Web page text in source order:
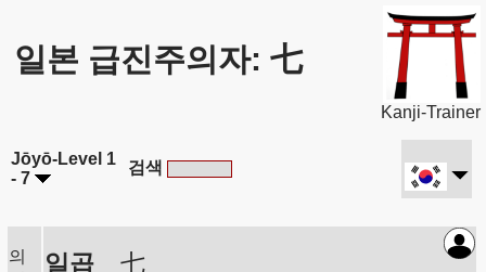
일본 급진주의자: 七
Kanji-Trainer
Jōyō-Level 1
- 7
검색
의
일곱 七